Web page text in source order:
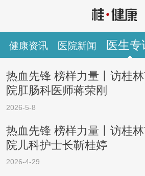
健康资讯 医院新闻 医生专
健康资讯 医院新闻 医生专访
热血先锋 榜样力量丨访桂
院肛肠科医师蒋荣刚
2026-5-8
热血先锋 榜样力量丨访桂
院儿科护士长靳桂婷
2026-4-29